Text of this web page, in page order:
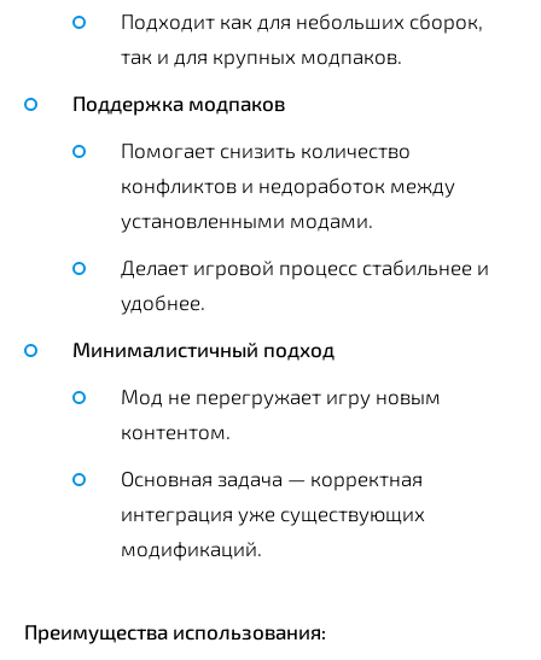
Подходит как для небольших сборок,
так и для крупных модпаков.
Поддержка модпаков
Помогает снизить количество
конфликтов и недоработок между
установленными модами.
Делает игровой процесс стабильнее и
удобнее.
Минималистичный подход
Мод не перегружает игру новым
контентом.
Основная задача — корректная
интеграция уже существующих
модификаций.
Преимущества использования: